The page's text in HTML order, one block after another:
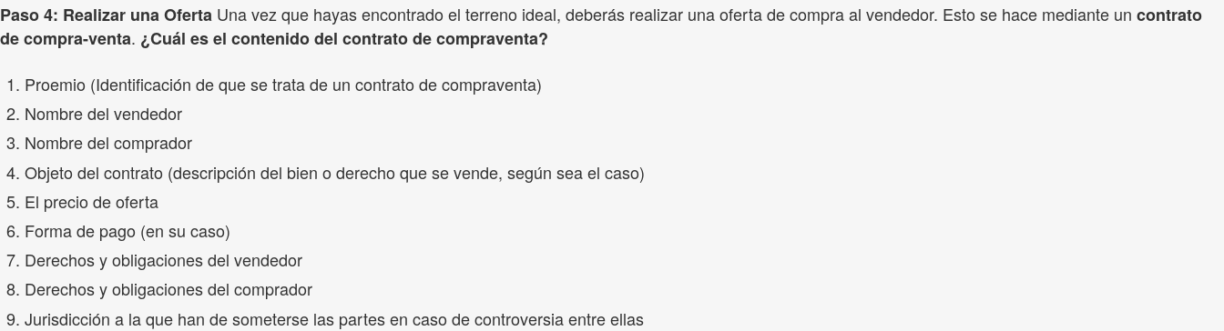
Paso 4: Realizar una Oferta Una vez que hayas encontrado el terreno ideal, deberás realizar una oferta de compra al vendedor. Esto se hace mediante un contrato
de compra-venta. ¿Cuál es el contenido del contrato de compraventa?
Proemio (Identificación de que se trata de un contrato de compraventa)
Nombre del vendedor
Nombre del comprador
Objeto del contrato (descripción del bien o derecho que se vende, según sea el caso)
El precio de oferta
Forma de pago (en su caso)
Derechos y obligaciones del vendedor
Derechos y obligaciones del comprador
Jurisdicción a la que han de someterse las partes en caso de controversia entre ellas